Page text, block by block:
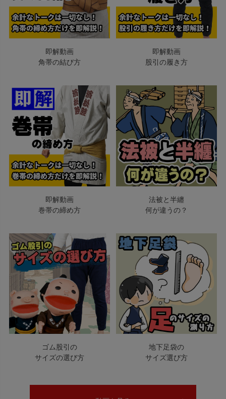
即解動画
角帯の結び方
即解動画
股引の履き方
即解動画
巻帯の締め方
法被と半纏
何が違うの？
ゴム股引の
サイズの選び方
地下足袋の
サイズ選び方